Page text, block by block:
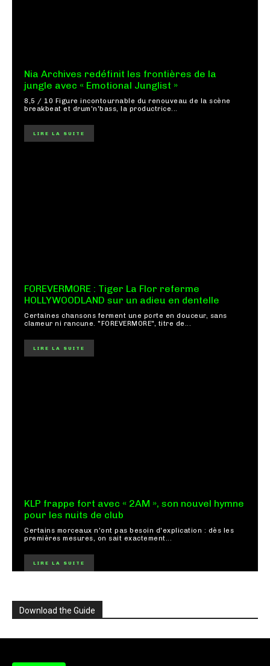
Nia Archives redéfinit les frontières de la
jungle avec « Emotional Junglist »
8,5 / 10 Figure incontournable du renouveau de la scène
breakbeat et drum'n'bass, la productrice...
LIRE LA SUITE
FOREVERMORE : Tiger La Flor referme
HOLLYWOODLAND sur un adieu en dentelle
Certaines chansons ferment une porte en douceur, sans
clameur ni rancune. "FOREVERMORE", titre de...
LIRE LA SUITE
KLP frappe fort avec « 2AM », son nouvel hymne
pour les nuits de club
Certains morceaux n'ont pas besoin d'explication : dès les
premières mesures, on sait exactement...
LIRE LA SUITE
Download the Guide